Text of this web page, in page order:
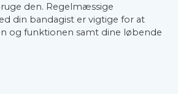
den. Regelmæssige
din bandagist er vigtige for at
og funktionen samt dine løbende